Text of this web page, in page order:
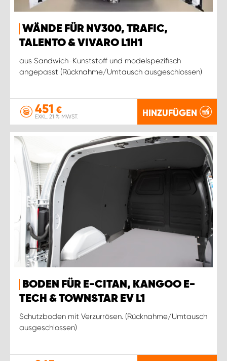
WÄNDE FÜR NV300, TRAFIC,
TALENTO & VIVARO L1H1
aus Sandwich-Kunststoff und modelspezifisch
angepasst (Rücknahme/Umtausch ausgeschlossen)
451 €
EXKL. 21 % MWST. HINZUFÜGEN
BODEN FÜR E-CITAN, KANGOO E-
TECH & TOWNSTAR EV L1
Schutzboden mit Verzurrösen. (Rücknahme/Umtausch
ausgeschlossen)